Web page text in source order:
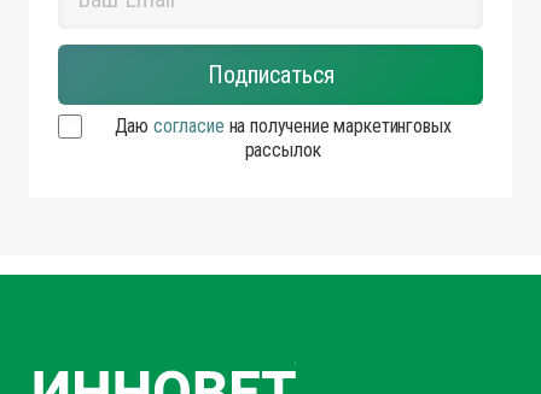
Даю согласие на получение маркетинговых
рассылок